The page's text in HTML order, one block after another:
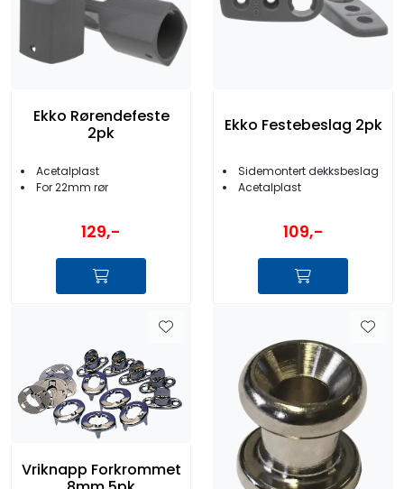
Ekko Rørendefeste
2pk
Acetalplast
For 22mm rør
129,-
Ekko Festebeslag 2pk
Sidemontert dekksbeslag
Acetalplast
109,-
Vriknapp Forkrommet